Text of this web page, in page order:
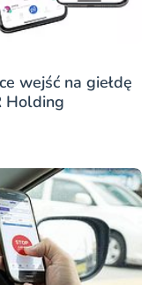
wejść na giełdę
Holding